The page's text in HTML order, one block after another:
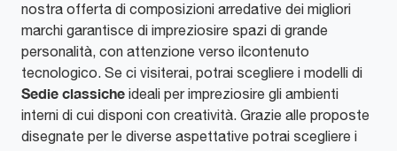
nostra offerta di composizioni arredative dei migliori
marchi garantisce di impreziosire spazi di grande
personalità, con attenzione verso ilcontenuto
tecnologico. Se ci visiterai, potrai scegliere i modelli di
Sedie classiche ideali per impreziosire gli ambienti
interni di cui disponi con creatività. Grazie alle proposte
disegnate per le diverse aspettative potrai scegliere i